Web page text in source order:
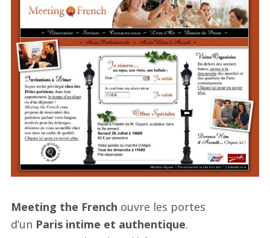
Meeting the French ouvre les portes
d’un Paris intime et authentique.